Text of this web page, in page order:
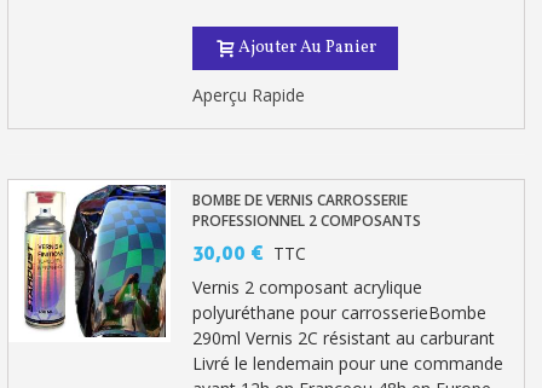
Livraison sous 24 h en France Métropolitaine
Livraison offerte en France métropolitaine pour 250€ d'achats
Paiement en 4x sans frais dès 30€ d'achats
Votre devis en ligne en moins d'1 minute
Partagez vos créations et obtenez des bons d'achat
Ajouter Au Panier
Aperçu Rapide
BOMBE DE VERNIS CARROSSERIE
PROFESSIONNEL 2 COMPOSANTS
30,00 € TTC
Vernis 2 composant acrylique
polyuréthane pour carrosserieBombe
290ml Vernis 2C résistant au carburant
Livré le lendemain pour une commande